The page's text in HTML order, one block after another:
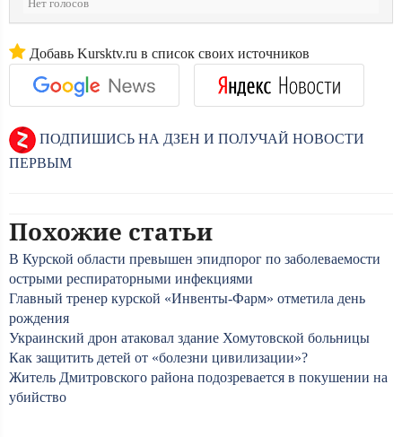
Нет голосов
Добавь Kursktv.ru в список своих источников
ПОДПИШИСЬ НА ДЗЕН И ПОЛУЧАЙ НОВОСТИ
ПЕРВЫМ
Похожие статьи
В Курской области превышен эпидпорог по заболеваемости
острыми респираторными инфекциями
Главный тренер курской «Инвенты-Фарм» отметила день
рождения
Украинский дрон атаковал здание Хомутовской больницы
Как защитить детей от «болезни цивилизации»?
Житель Дмитровского района подозревается в покушении на
убийство